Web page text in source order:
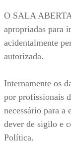
O SALA
apropriadas para
acidentalmente
autorizada.
Internamente os
por profissionais
necessário para a
dever de sigilo e
Política.